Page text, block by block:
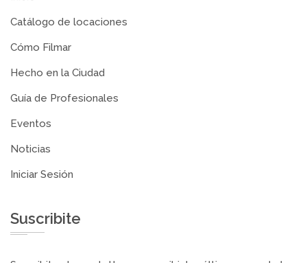
Catálogo de locaciones
Cómo Filmar
Hecho en la Ciudad
Guía de Profesionales
Eventos
Noticias
Iniciar Sesión
Suscribite